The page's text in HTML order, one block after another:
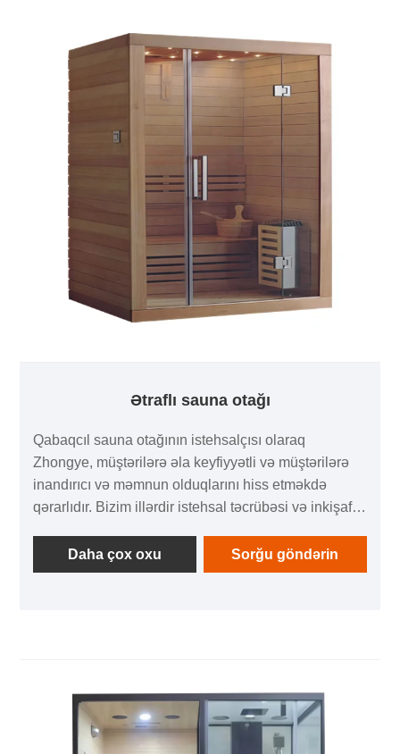
Ətraflı sauna otağı
Qabaqcıl sauna otağının istehsalçısı olaraq
Zhongye, müştərilərə əla keyfiyyətli və müştərilərə
inandırıcı və məmnun olduqlarını hiss etməkdə
qərarlıdır. Bizim illərdir istehsal təcrübəsi və inkişaf
bir çox müştəri tərəfindən tanınır, buna görə də onları
inamla ala bilərsiniz.
Daha çox oxu Sorğu göndərin